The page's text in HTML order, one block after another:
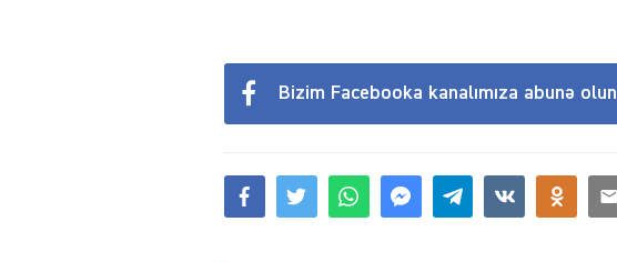
Bizim Facebooka kanalımıza abunə olun